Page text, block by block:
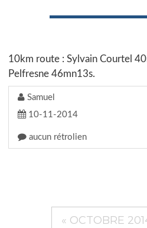
10km route : Sylvain Courtel
Pelfresne 46mn13s.
Samuel
10-11-2014
aucun rétrolien
« OCTOBRE